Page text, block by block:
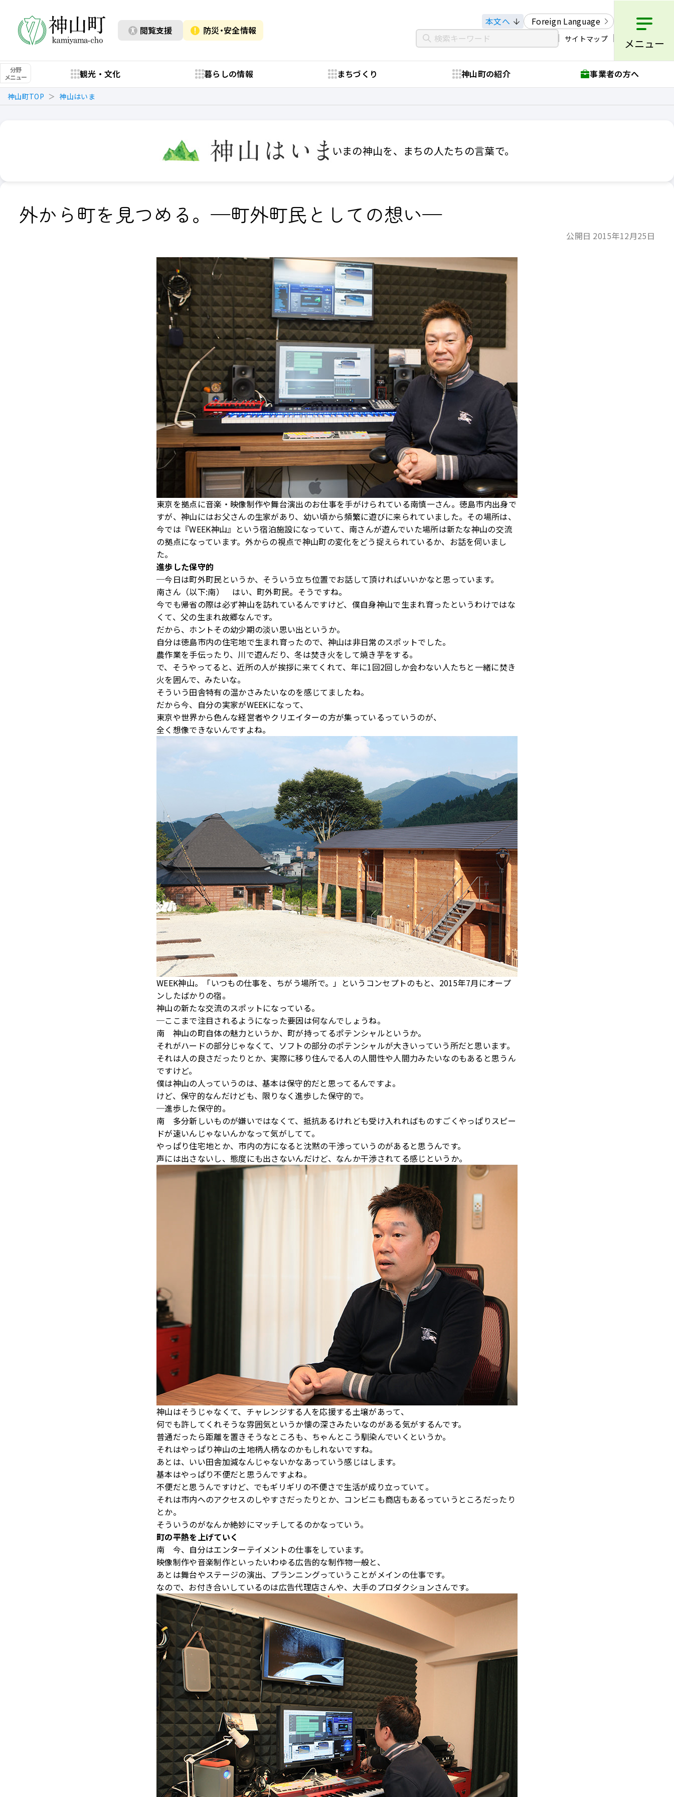
閲覧支援 防災・安全情報
本文へ Foreign Language
サイトマップ メニュー
分野
メニュー
観光・文化 暮らしの情報 まちづくり 神山町の紹介 事業者の方へ
神山町TOP 神山はいま
いまの神山を、まちの人たちの言葉で。
外から町を見つめる。—町外町民としての想い—
公開日 2015年12月25日
東京を拠点に音楽・映像制作や舞台演出のお仕事を手がけられている南慎一さん。徳島市内出身で
すが、神山にはお父さんの生家があり、幼い頃から頻繁に遊びに来られていました。その場所は、
今では『WEEK神山』という宿泊施設になっていて、南さんが遊んでいた場所は新たな神山の交流
の拠点になっています。外からの視点で神山町の変化をどう捉えられているか、お話を伺いまし
た。
進歩した保守的
─今日は町外町民というか、そういう立ち位置でお話して頂ければいいかなと思っています。
南さん（以下:南） はい、町外町民。そうですね。
今でも帰省の際は必ず神山を訪れているんですけど、僕自身神山で生まれ育ったというわけではな
くて、父の生まれ故郷なんです。
だから、ホントその幼少期の淡い思い出というか。
自分は徳島市内の住宅地で生まれ育ったので、神山は非日常のスポットでした。
農作業を手伝ったり、川で遊んだり、冬は焚き火をして焼き芋をする。
で、そうやってると、近所の人が挨拶に来てくれて、年に1回2回しか会わない人たちと一緒に焚き
火を囲んで、みたいな。
そういう田舎特有の温かさみたいなのを感じてましたね。
だから今、自分の実家がWEEKになって、
東京や世界から色んな経営者やクリエイターの方が集っているっていうのが、
全く想像できないんですよね。
WEEK神山。「いつもの仕事を、ちがう場所で。」というコンセプトのもと、2015年7月にオープ
ンしたばかりの宿。
神山の新たな交流のスポットになっている。
─ここまで注目されるようになった要因は何なんでしょうね。
南 神山の町自体の魅力というか、町が持ってるポテンシャルというか。
それがハードの部分じゃなくて、ソフトの部分のポテンシャルが大きいっていう所だと思います。
それは人の良さだったりとか、実際に移り住んでる人の人間性や人間力みたいなのもあると思うん
ですけど。
僕は神山の人っていうのは、基本は保守的だと思ってるんですよ。
けど、保守的なんだけども、限りなく進歩した保守的で。
─進歩した保守的。
南 多分新しいものが嫌いではなくて、抵抗あるけれども受け入れればものすごくやっぱりスピー
ドが速いんじゃないんかなって気がしてて。
やっぱり住宅地とか、市内の方になると沈黙の干渉っていうのがあると思うんです。
声には出さないし、態度にも出さないんだけど、なんか干渉されてる感じというか。
神山はそうじゃなくて、チャレンジする人を応援する土壌があって、
何でも許してくれそうな雰囲気というか懐の深さみたいなのがある気がするんです。
普通だったら距離を置きそうなところも、ちゃんとこう馴染んでいくというか。
それはやっぱり神山の土地柄人柄なのかもしれないですね。
あとは、いい田舎加減なんじゃないかなあっていう感じはします。
基本はやっぱり不便だと思うんですよね。
不便だと思うんですけど、でもギリギリの不便さで生活が成り立っていて。
それは市内へのアクセスのしやすさだったりとか、コンビニも商店もあるっていうところだったり
とか。
そういうのがなんか絶妙にマッチしてるのかなっていう。
町の平熱を上げていく
南 今、自分はエンターテイメントの仕事をしています。
映像制作や音楽制作といったいわゆる広告的な制作物一般と、
あとは舞台やステージの演出、プランニングっていうことがメインの仕事です。
なので、お付き合いしているのは広告代理店さんや、大手のプロダクションさんです。